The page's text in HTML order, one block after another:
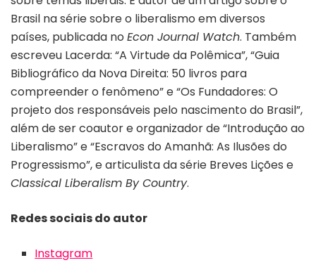
Brasil na série sobre o liberalismo em diversos
países, publicada no Econ Journal Watch. Também
escreveu Lacerda: “A Virtude da Polêmica”, “Guia
Bibliográfico da Nova Direita: 50 livros para
compreender o fenômeno” e “Os Fundadores: O
projeto dos responsáveis pelo nascimento do Brasil”,
além de ser coautor e organizador de “Introdução ao
Liberalismo” e “Escravos do Amanhã: As Ilusões do
Progressismo”, e articulista da série Breves Lições e
Classical Liberalism By Country.
Redes sociais do autor
Instagram